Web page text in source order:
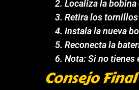
Localiza la
Retira los
Instala la nueva
Reconecta la
Nota: Si no tienes
Consejo Final